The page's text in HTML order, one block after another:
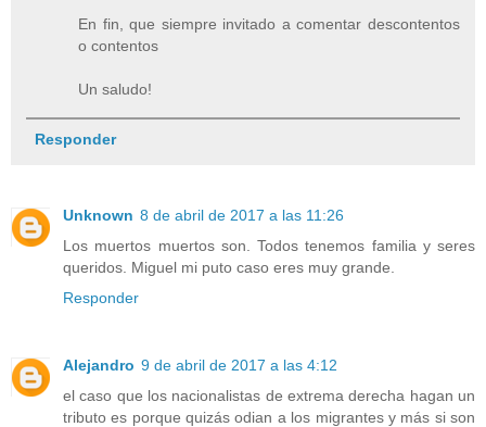
En fin, que siempre invitado a comentar descontentos
o contentos
Un saludo!
Responder
Unknown 8 de abril de 2017 a las 11:26
Los muertos muertos son. Todos tenemos familia y seres
queridos. Miguel mi puto caso eres muy grande.
Responder
Alejandro 9 de abril de 2017 a las 4:12
el caso que los nacionalistas de extrema derecha hagan un
tributo es porque quizás odian a los migrantes y más si son